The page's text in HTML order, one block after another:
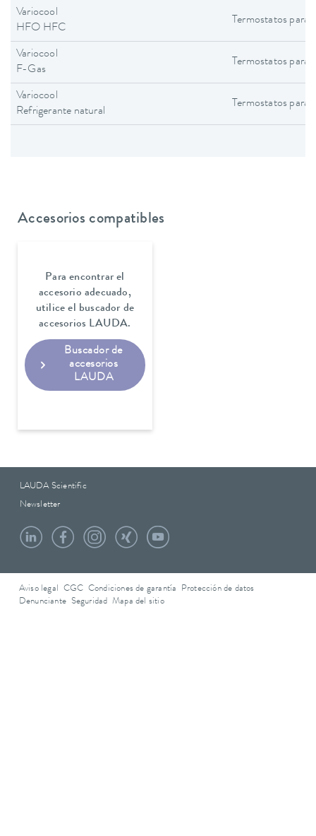
Variocool
HFO HFC
Termostatos para
Variocool
F-Gas
Termostatos para
Variocool
Refrigerante natural
Termostatos para
Accesorios compatibles
Para encontrar el
accesorio adecuado,
utilice el buscador de
accesorios LAUDA.
Buscador de
accesorios
LAUDA
LAUDA Scientific
Newsletter
Aviso legal CGC Condiciones de garantía
Protección de datos
Denunciante Seguridad Mapa del sitio